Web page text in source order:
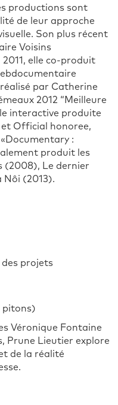
productions sont
de leur approche
Son plus récent
Voisins
elle co-produit
par Catherine
2012 “Meilleure
interactive produite
et Official honoree,
:
produit les
(2008), Le dernier
Nôi (2013).
projets
pitons)
Véronique Fontaine
Prune Lieutier explore
de la réalité